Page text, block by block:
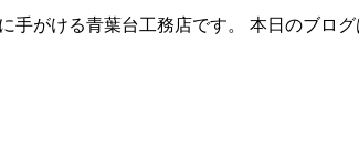
手がける青葉台工務店です。 本日のブロ